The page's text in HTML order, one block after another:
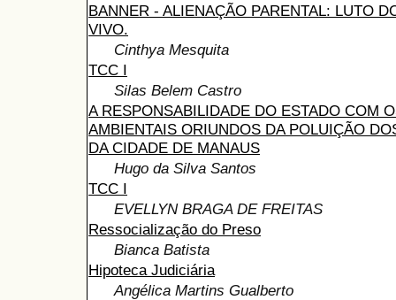
BANNER - ALIENAÇÃO PARENTAL: LUTO
VIVO.
Cinthya Mesquita
TCC I
Silas Belem Castro
A RESPONSABILIDADE DO ESTADO COM
AMBIENTAIS ORIUNDOS DA POLUIÇÃO
DA CIDADE DE MANAUS
Hugo da Silva Santos
TCC I
EVELLYN BRAGA DE FREITAS
Ressocialização do Preso
Bianca Batista
Hipoteca Judiciária
Angélica Martins Gualberto